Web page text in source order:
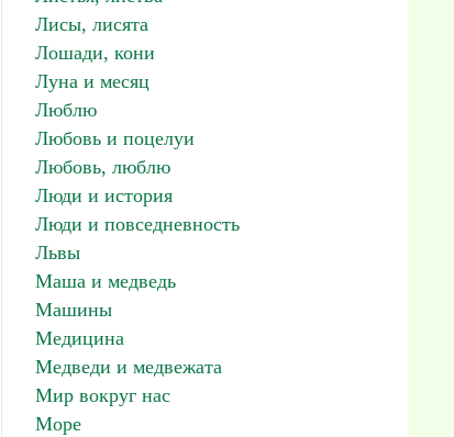
Лисы, лисята
Лошади, кони
Луна и месяц
Люблю
Любовь и поцелуи
Любовь, люблю
Люди и история
Люди и повседневность
Львы
Маша и медведь
Машины
Медицина
Медведи и медвежата
Мир вокруг нас
Море